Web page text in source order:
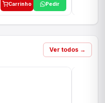
Carrinho Pedir
Ver todos →